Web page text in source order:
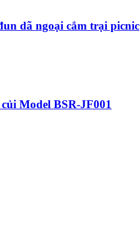
dã ngoại cắm trại picnic
Model BSR-JF001